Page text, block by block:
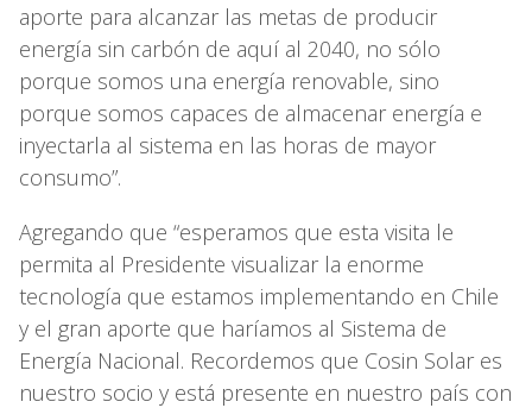
aporte para alcanzar las metas de producir
energía sin carbón de aquí al 2040, no sólo
porque somos una energía renovable, sino
porque somos capaces de almacenar energía e
inyectarla al sistema en las horas de mayor
consumo”.
Agregando que “esperamos que esta visita le
permita al Presidente visualizar la enorme
tecnología que estamos implementando en Chile
y el gran aporte que haríamos al Sistema de
Energía Nacional. Recordemos que Cosin Solar es
nuestro socio y está presente en nuestro país con